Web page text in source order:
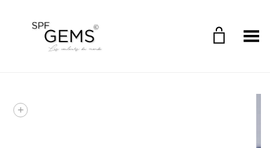
Toggle Menu
+